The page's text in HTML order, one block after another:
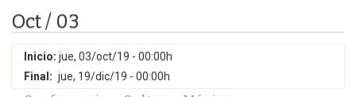
Oct / 03
Inicio: jue, 03/oct/19 - 00:00h
Final: jue, 19/dic/19 - 00:00h